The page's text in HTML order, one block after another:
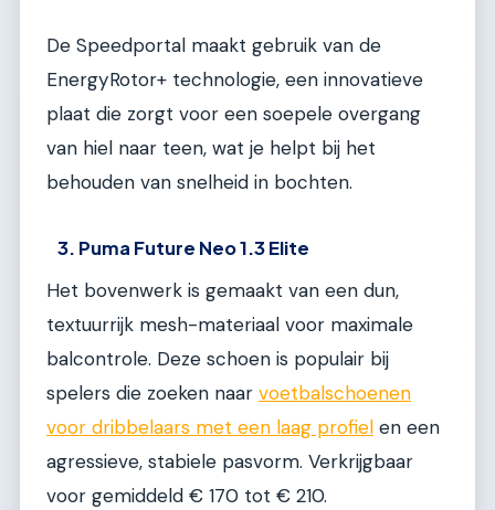
De Speedportal maakt gebruik van de
EnergyRotor+ technologie, een innovatieve
plaat die zorgt voor een soepele overgang
van hiel naar teen, wat je helpt bij het
behouden van snelheid in bochten.
3. Puma Future Neo 1.3 Elite
Het bovenwerk is gemaakt van een dun,
textuurrijk mesh-materiaal voor maximale
balcontrole. Deze schoen is populair bij
spelers die zoeken naar voetbalschoenen
voor dribbelaars met een laag profiel en een
agressieve, stabiele pasvorm. Verkrijgbaar
voor gemiddeld € 170 tot € 210.